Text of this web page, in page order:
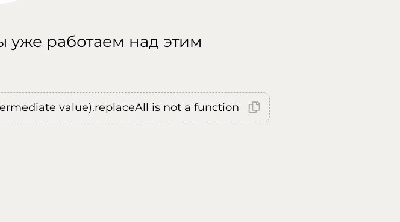
уже работаем над этим
value).replaceAll is not a function